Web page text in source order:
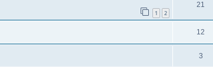
1 2
21
12
3